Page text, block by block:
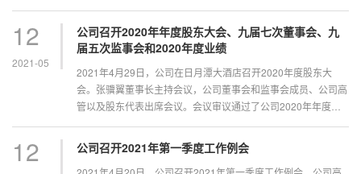
12
2021-05
公司召开2020年年度股东大会、九届七次董事会、九
届五次监事会和2020年度业绩
2021年4月29日，公司在日月潭大酒店召开2020年度股东大
会。张骥翼董事长主持会议，公司董事会和监事会成员、公司高
管以及股东代表出席会议。会议审议通过了公司2020年年度报
12 公司召开2021年第一季度工作例会